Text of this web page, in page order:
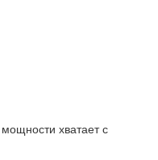
хватает с